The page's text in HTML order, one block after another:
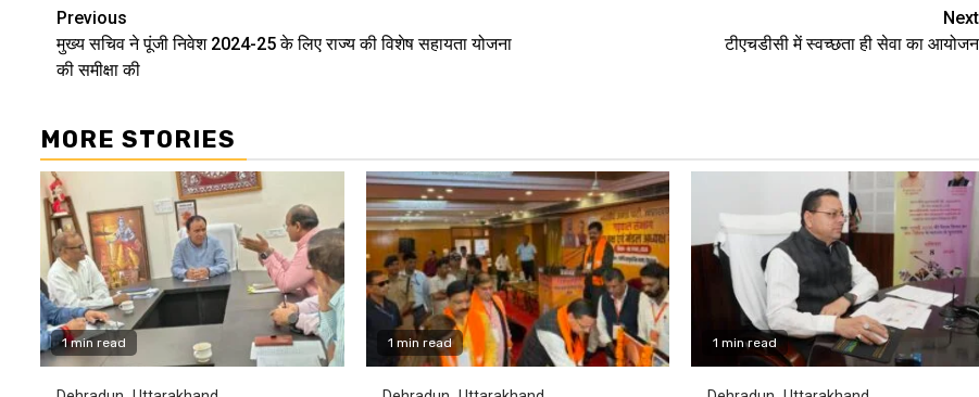
Continue
Reading
Previous
मुख्य सचिव ने पूंजी निवेश 2024-25 के लिए राज्य की विशेष सहायता योजना
की समीक्षा की
Next
टीएचडीसी में स्वच्छता ही सेवा का आयोजन
MORE STORIES
1 min read 1 min read 1 min read